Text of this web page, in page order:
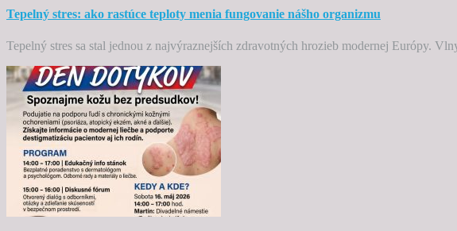
Tepelný stres: ako rastúce teploty menia fungovanie nášho organizmu
Tepelný stres sa stal jednou z najvýraznejších zdravotných hrozieb modernej Európy.